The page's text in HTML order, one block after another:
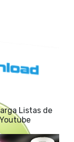
Listas de